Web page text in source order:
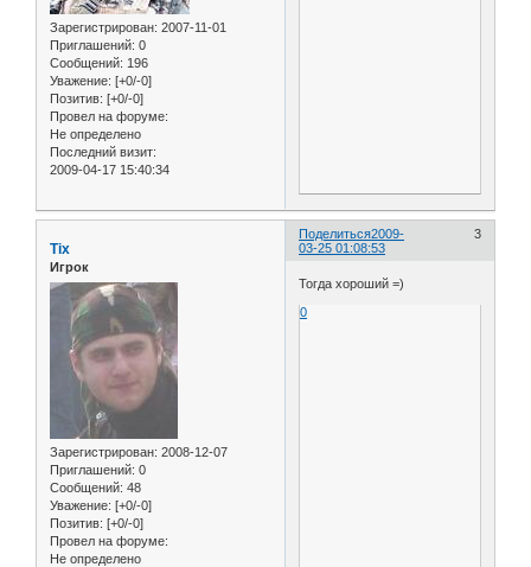
Зарегистрирован: 2007-11-01
Приглашений: 0
Сообщений: 196
Уважение: [+0/-0]
Позитив: [+0/-0]
Провел на форуме:
Не определено
Последний визит:
2009-04-17 15:40:34
Поделиться 3
2009-
03-25 01:08:53
Tix
Игрок
Зарегистрирован: 2008-12-07
Приглашений: 0
Сообщений: 48
Уважение: [+0/-0]
Позитив: [+0/-0]
Провел на форуме:
Не определено
Тогда хороший =)
0